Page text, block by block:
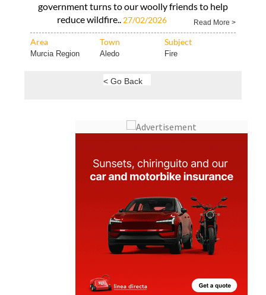
government turns to our woolly friends to help
reduce wildfire.. 27/02/2026 Read More >
Area Town Subject
Murcia Region Aledo Fire
< Go Back